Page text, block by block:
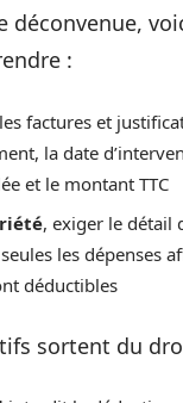
déconvenue,
:
factures et
la date
et le montant TTC
, exiger le détail
les dépenses
déductibles
sortent du